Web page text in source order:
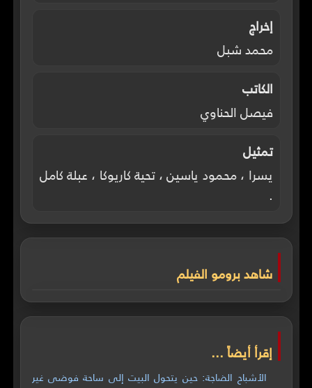
إخراج
محمد شبل
الكاتب
فيصل الحناوي
تمثيل
يسرا ، محمود ياسين ، تحية كاريوكا ، عبلة كامل
.
شاهد برومو الفيلم
إقرأ أيضاً ...
الأشباح الضاجة: حين يتحول البيت إلى ساحة فوضى غير